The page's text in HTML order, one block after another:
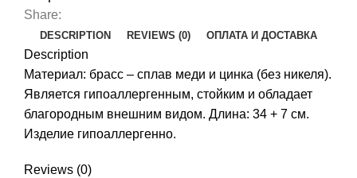
Share:
DESCRIPTION REVIEWS (0) ОПЛАТА И ДОСТАВКА
Description
Материал: брасс – сплав меди и цинка (без никеля).
Является гипоаллергенным, стойким и обладает
благородным внешним видом. Длина: 34 + 7 см.
Изделие гипоаллергенно.
Reviews (0)